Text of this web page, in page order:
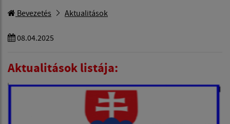
Bevezetés Aktualitások
08.04.2025
Aktualitások listája: